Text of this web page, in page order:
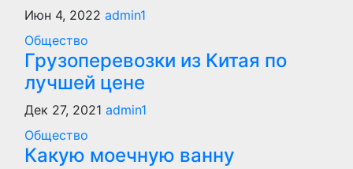
Июн 4, 2022 admin1
Общество
Грузоперевозки из Китая по
лучшей цене
Дек 27, 2021 admin1
Общество
Какую моечную ванну